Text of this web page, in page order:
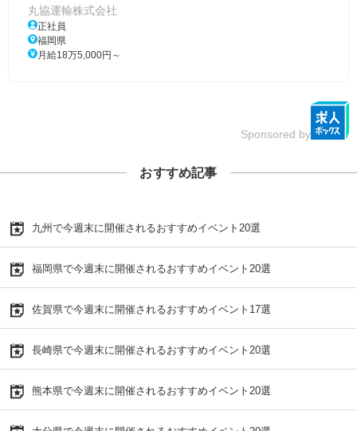
丸協運輸株式会社
正社員
福岡県
月給18万5,000円～
Sponsored by
おすすめ記事
九州で今週末に開催されるおすすめイベント20選
福岡県で今週末に開催されるおすすめイベント20選
佐賀県で今週末に開催されるおすすめイベント17選
長崎県で今週末に開催されるおすすめイベント20選
熊本県で今週末に開催されるおすすめイベント20選